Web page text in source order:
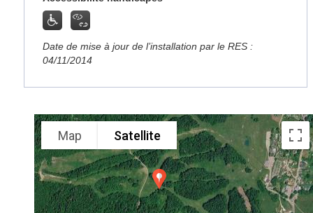
Date de mise à jour de l’installation par le RES :
04/11/2014
Map Satellite